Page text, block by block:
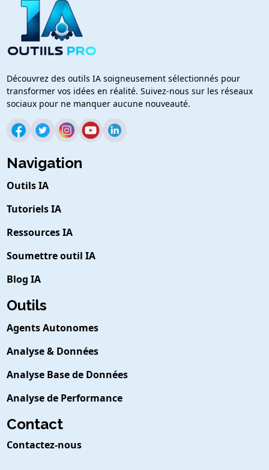
Découvrez des outils IA soigneusement sélectionnés pour
transformer vos idées en réalité. Suivez-nous sur les réseaux
sociaux pour ne manquer aucune nouveauté.
Navigation
Outils IA
Tutoriels IA
Ressources IA
Soumettre outil IA
Blog IA
Outils
Agents Autonomes
Analyse & Données
Analyse Base de Données
Analyse de Performance
Contact
Contactez-nous